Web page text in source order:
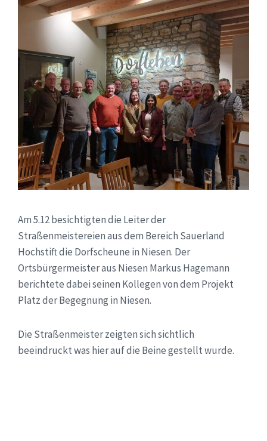
Am 5.12 besichtigten die Leiter der
Straßenmeistereien aus dem Bereich Sauerland
Hochstift die Dorfscheune in Niesen. Der
Ortsbürgermeister aus Niesen Markus Hagemann
berichtete dabei seinen Kollegen von dem Projekt
Platz der Begegnung in Niesen.
Die Straßenmeister zeigten sich sichtlich
beeindruckt was hier auf die Beine gestellt wurde.